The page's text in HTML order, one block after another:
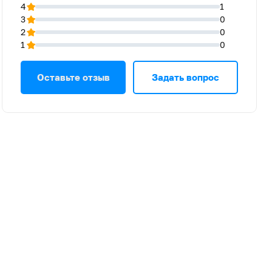
4
1
3
0
2
0
1
0
Оставьте отзыв Задать вопрос